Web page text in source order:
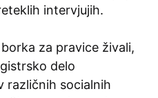
intervjujih.
za pravice živali,
delo
različnih socialnih